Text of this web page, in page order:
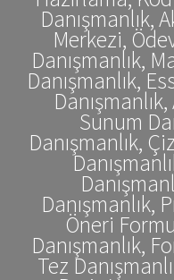
Danışmanlık,
Merkezi,
Danışmanlık,
Danışmanlık,
Sunum
Danışmanlık,
Danışmanlık,
Öneri
Danışmanlık,
Tez